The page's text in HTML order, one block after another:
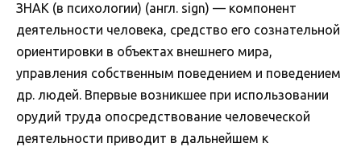
ЗНАК (в психологии) (англ. sign) — компонент
деятельности человека, средство его сознательной
ориентировки в объектах внешнего мира,
управления собственным поведением и поведением
др. людей. Впервые возникшее при использовании
орудий труда опосредствование человеческой
деятельности приводит в дальнейшем к